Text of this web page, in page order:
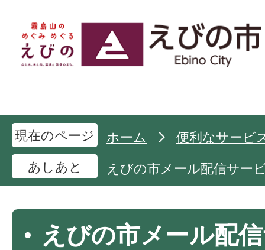
現在のページ ホーム
便利なサービ
あしあと
えびの市メール配信サー
えびの市メール配